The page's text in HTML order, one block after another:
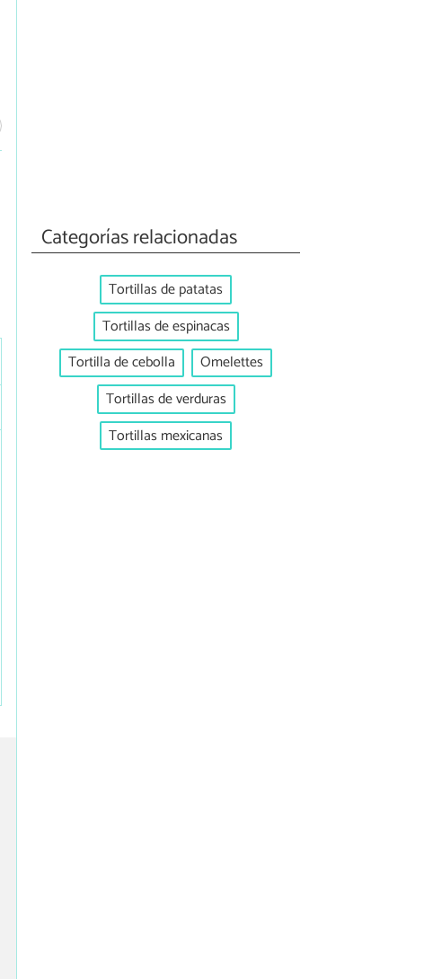
Categorías relacionadas
Tortillas de patatas
Tortillas de espinacas
Tortilla de cebolla
Omelettes
Tortillas de verduras
Tortillas mexicanas